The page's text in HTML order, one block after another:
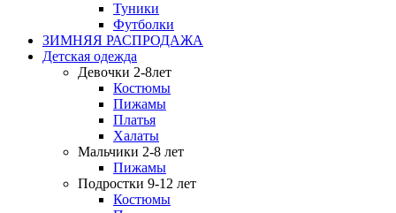
Туники
Футболки
ЗИМНЯЯ РАСПРОДАЖА
Детская одежда
Девочки 2-8лет
Костюмы
Пижамы
Платья
Халаты
Мальчики 2-8 лет
Пижамы
Подростки 9-12 лет
Костюмы